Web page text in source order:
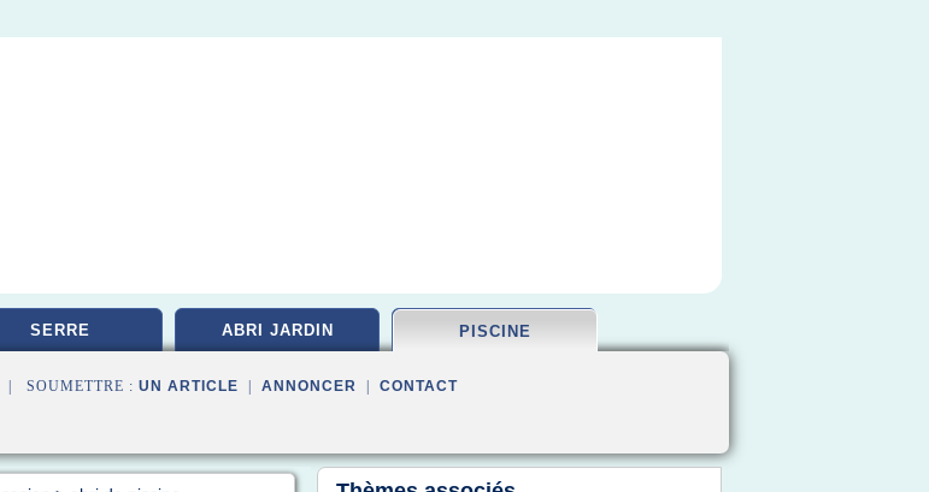
SERRE ABRI JARDIN PISCINE
| SOUMETTRE : UN ARTICLE ANNONCER CONTACT